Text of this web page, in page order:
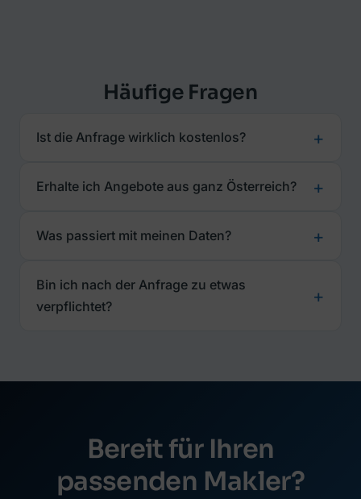
Häufige Fragen
Ist die Anfrage wirklich kostenlos?
Erhalte ich Angebote aus ganz Österreich?
Was passiert mit meinen Daten?
Bin ich nach der Anfrage zu etwas
verpflichtet?
Bereit für Ihren
passenden Makler?